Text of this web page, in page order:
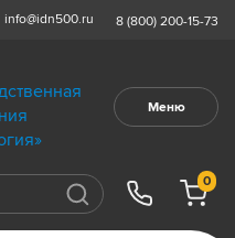
info@idn500.ru 8 (800) 200-15-73
Меню
0